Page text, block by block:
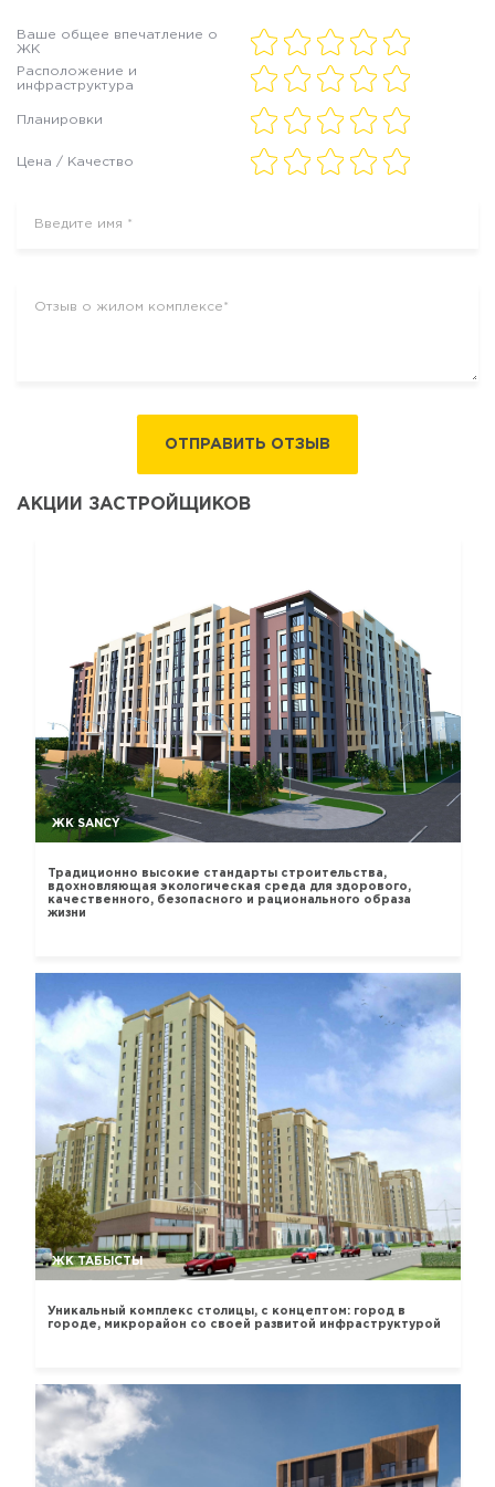
Ваше общее впечатление о
ЖК
Расположение и
инфраструктура
Планировки
Цена / Качество
ОТПРАВИТЬ ОТЗЫВ
АКЦИИ ЗАСТРОЙЩИКОВ
ЖК SANCY
Традиционно высокие стандарты строительства,
вдохновляющая экологическая среда для здорового,
качественного, безопасного и рационального образа
жизни
ЖК ТАБЫСТЫ
Уникальный комплекс столицы, с концептом: город в
городе, микрорайон со своей развитой инфраструктурой